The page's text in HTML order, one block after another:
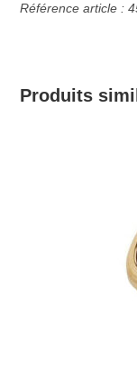
Référence article :
Produits